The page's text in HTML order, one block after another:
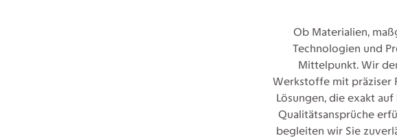
Ob Materialien,
Technologien und
Mittelpunkt. Wir
Werkstoffe mit präziser
Lösungen, die exakt
Qualitätsansprüche
begleiten wir Sie